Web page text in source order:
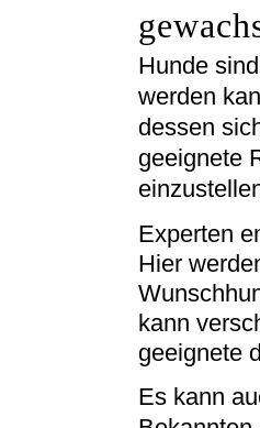
Hunde
werden
dessen
geeignete
Experten
Hier
kann
geeignete
Es kann